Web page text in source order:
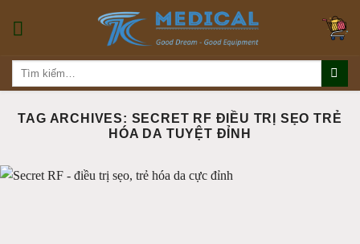
Tìm
TAG ARCHIVES: SECRET RF ĐIỀU TRỊ SẸO TRẺ
HÓA DA TUYỆT ĐỈNH